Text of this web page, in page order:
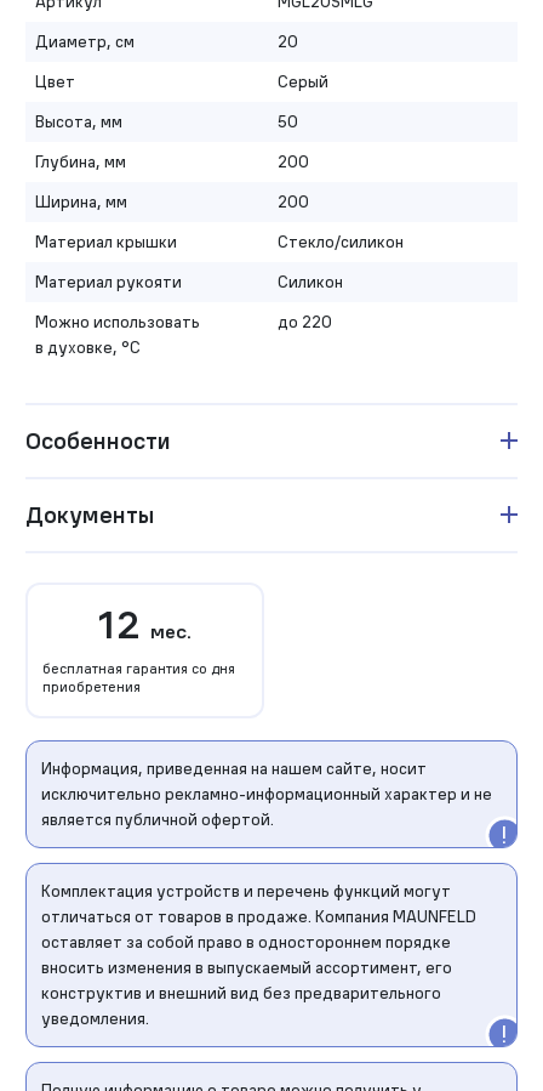
Диаметр, см
20
Цвет
Серый
Высота, мм
50
Глубина, мм
200
Ширина, мм
200
Материал крышки
Стекло/силикон
Материал рукояти
Силикон
Можно использовать
в духовке, °C
до 220
Особенности
Документы
12 мес.
бесплатная гарантия со дня
приобретения
Информация, приведенная на нашем сайте, носит
исключительно рекламно-информационный характер и не
является публичной офертой.
Комплектация устройств и перечень функций могут
отличаться от товаров в продаже. Компания MAUNFELD
оставляет за собой право в одностороннем порядке
вносить изменения в выпускаемый ассортимент, его
конструктив и внешний вид без предварительного
уведомления.